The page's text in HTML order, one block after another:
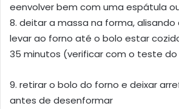
eenvolver bem com uma espátula
8. deitar a massa na forma, alisando
levar ao forno até o bolo estar
35 minutos (verificar com o teste
9. retirar o bolo do forno e deixar
antes de desenformar